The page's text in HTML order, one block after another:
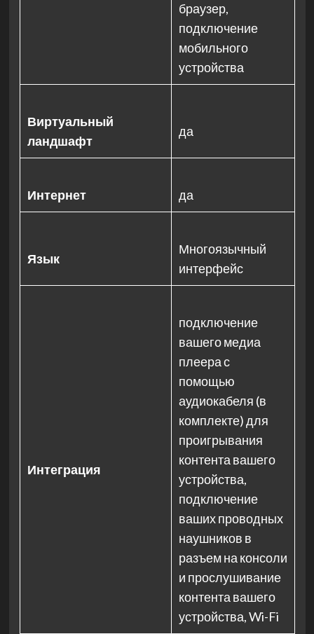
браузер,
подключение
мобильного
устройства
Виртуальный
ландшафт
да
Интернет да
Язык
Многоязычный
интерфейс
Интеграция
подключение
вашего медиа
плеера с
помощью
аудиокабеля (в
комплекте) для
проигрывания
контента вашего
устройства,
подключение
ваших проводных
наушников в
разъем на консоли
и прослушивание
контента вашего
устройства, Wi-Fi